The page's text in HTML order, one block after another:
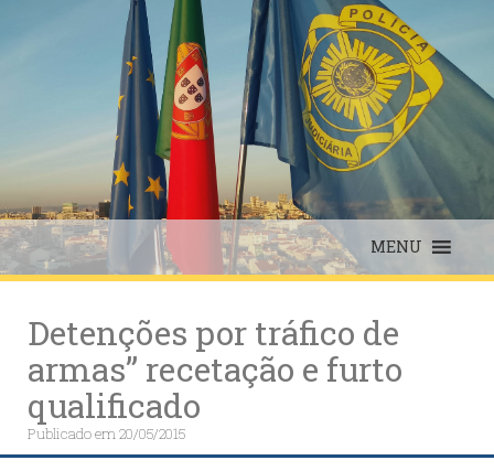
MENU
Detenções por tráfico de
armas” recetação e furto
qualificado
Publicado em20/05/2015